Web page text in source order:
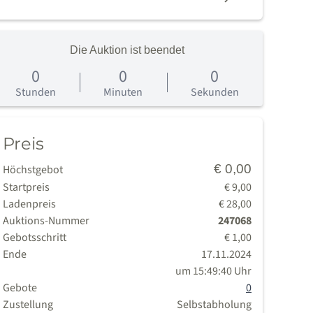
Die Auktion ist beendet
0
Stunden
0
Minuten
0
Sekunden
Preis
Höchstgebot € 0,00
Startpreis
€ 9,00
Ladenpreis
€ 28,00
Auktions-Nummer
247068
Gebotsschritt
€ 1,00
Ende
17.11.2024
um 15:49:40 Uhr
Gebote
0
Zustellung
Selbstabholung